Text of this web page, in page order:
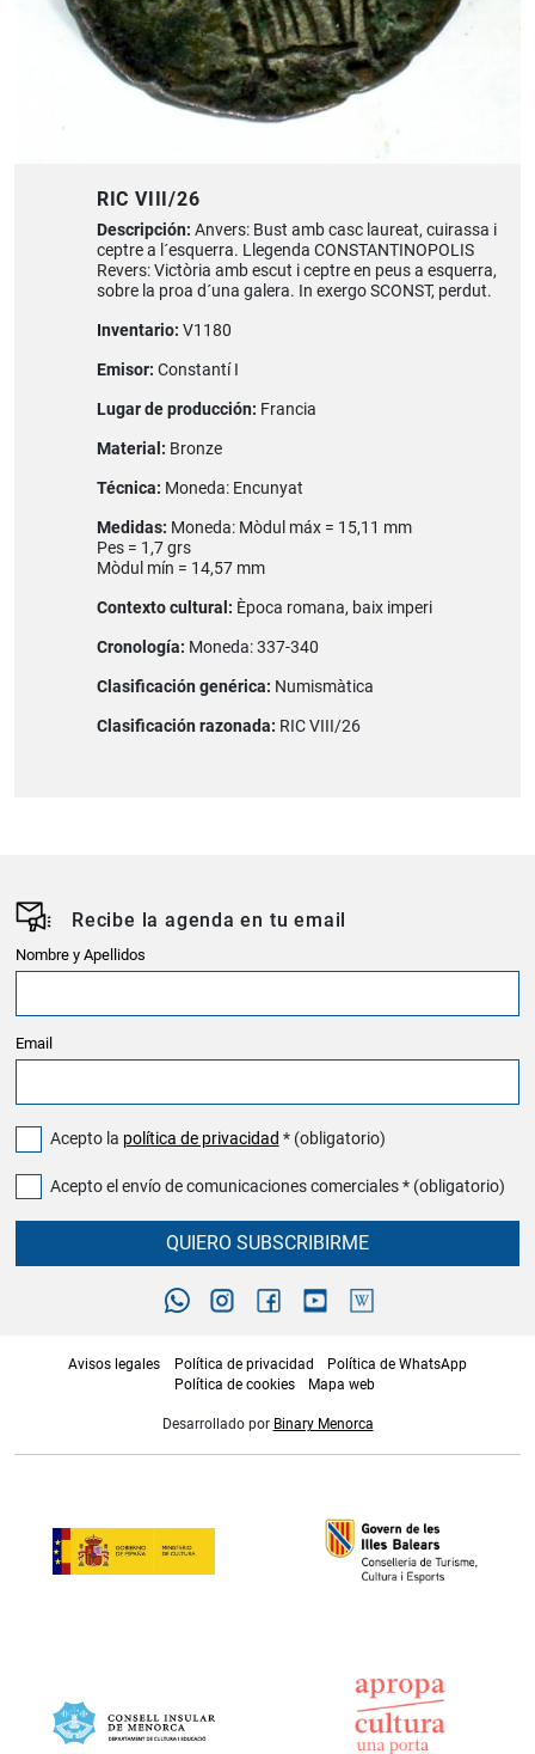
RIC VIII/26
Descripción: Anvers: Bust amb casc laureat, cuirassa i
ceptre a l´esquerra. Llegenda CONSTANTINOPOLIS
Revers: Victòria amb escut i ceptre en peus a esquerra,
sobre la proa d´una galera. In exergo SCONST, perdut.
Inventario: V1180
Emisor: Constantí I
Lugar de producción: Francia
Material: Bronze
Técnica: Moneda: Encunyat
Medidas: Moneda: Mòdul máx = 15,11 mm
Pes = 1,7 grs
Mòdul mín = 14,57 mm
Contexto cultural: Època romana, baix imperi
Cronología: Moneda: 337-340
Clasificación genérica: Numismàtica
Clasificación razonada: RIC VIII/26
Recibe la agenda en tu email
Nombre y Apellidos
Email
Acepto la política de privacidad * (obligatorio)
Acepto el envío de comunicaciones comerciales * (obligatorio)
QUIERO SUBSCRIBIRME
Avisos legales Política de privacidad
Política de WhatsApp
Política de cookies
Mapa web
Desarrollado por Binary Menorca